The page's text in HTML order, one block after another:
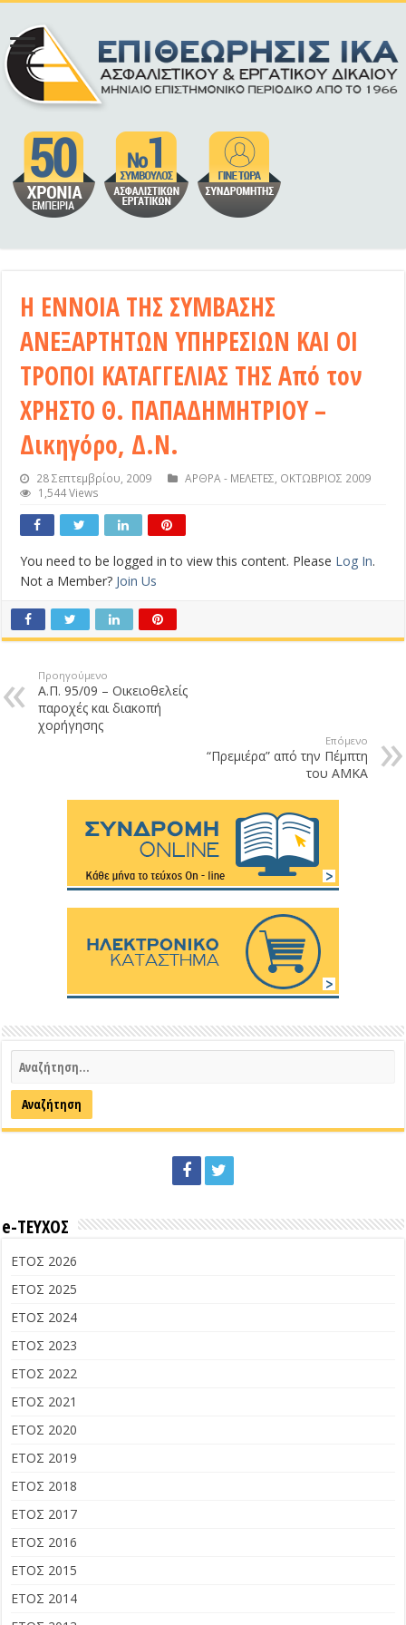
Η ΕΝΝΟΙΑ ΤΗΣ ΣΥΜΒΑΣΗΣ
ΑΝΕΞΑΡΤΗΤΩΝ ΥΠΗΡΕΣΙΩΝ ΚΑΙ ΟΙ
ΤΡΟΠΟΙ ΚΑΤΑΓΓΕΛΙΑΣ ΤΗΣ Από τον
ΧΡΗΣΤΟ Θ. ΠΑΠΑΔΗΜΗΤΡΙΟΥ –
Δικηγόρο, Δ.Ν.
28 Σεπτεμβρίου, 2009 ΑΡΘΡΑ - ΜΕΛΕΤΕΣ, ΟΚΤΩΒΡΙΟΣ 2009
1,544 Views
You need to be logged in to view this content. Please Log In.
Not a Member? Join Us
Προηγούμενο
Α.Π. 95/09 – Οικειοθελείς
παροχές και διακοπή
χορήγησης
Επόμενο
“Πρεμιέρα” από την Πέμπτη
του ΑΜΚΑ
e-ΤΕΥΧΟΣ
ΕΤΟΣ 2026
ΕΤΟΣ 2025
ΕΤΟΣ 2024
ΕΤΟΣ 2023
ΕΤΟΣ 2022
ΕΤΟΣ 2021
ΕΤΟΣ 2020
ΕΤΟΣ 2019
ΕΤΟΣ 2018
ΕΤΟΣ 2017
ΕΤΟΣ 2016
ΕΤΟΣ 2015
ΕΤΟΣ 2014